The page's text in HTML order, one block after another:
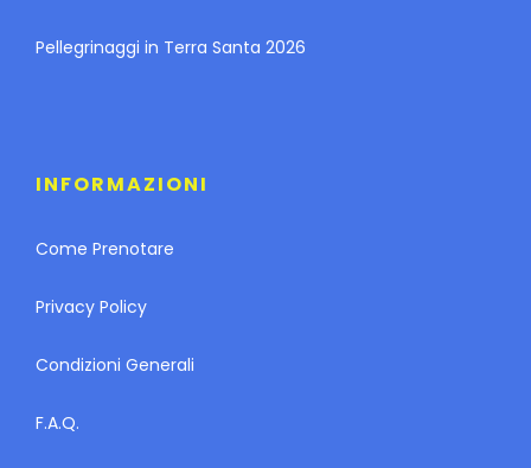
Pellegrinaggi in Terra Santa 2026
INFORMAZIONI
Come Prenotare
Privacy Policy
Condizioni Generali
F.A.Q.